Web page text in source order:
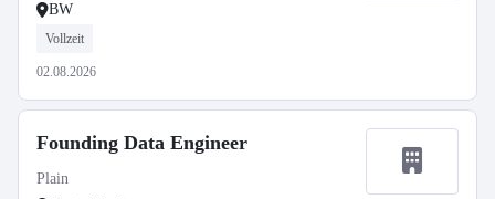
BW
Vollzeit
02.08.2026
Founding Data Engineer
Plain